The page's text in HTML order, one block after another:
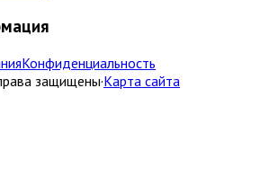
Конфиденциальность
защищены·Карта сайта